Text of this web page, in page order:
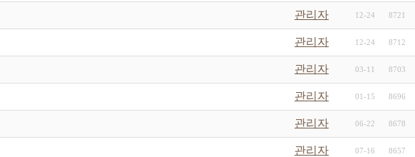
관리자 12-24 8721
관리자 12-24 8712
관리자 03-11 8703
관리자 01-15 8696
관리자 06-22 8678
관리자 07-16 8657